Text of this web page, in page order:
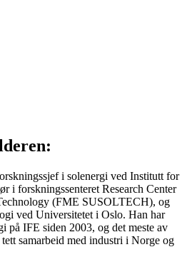
i solenergi ved Institutt for
i forskningssenteret Research Center
(FME SUSOLTECH), og
ved Universitetet i Oslo. Han har
på IFE siden 2003, og det meste av
samarbeid med industri i Norge og